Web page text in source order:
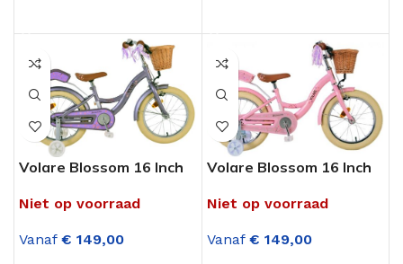
Volare Blossom 16 Inch
Niet op voorraad
Vanaf € 149,00
Volare Blossom 16 Inch
Niet op voorraad
Vanaf € 149,00